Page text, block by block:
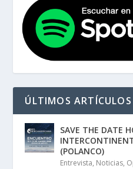
ÚLTIMOS ARTÍCULOS
SAVE THE DATE
(POLANCO)
Entrevista, Noticias,